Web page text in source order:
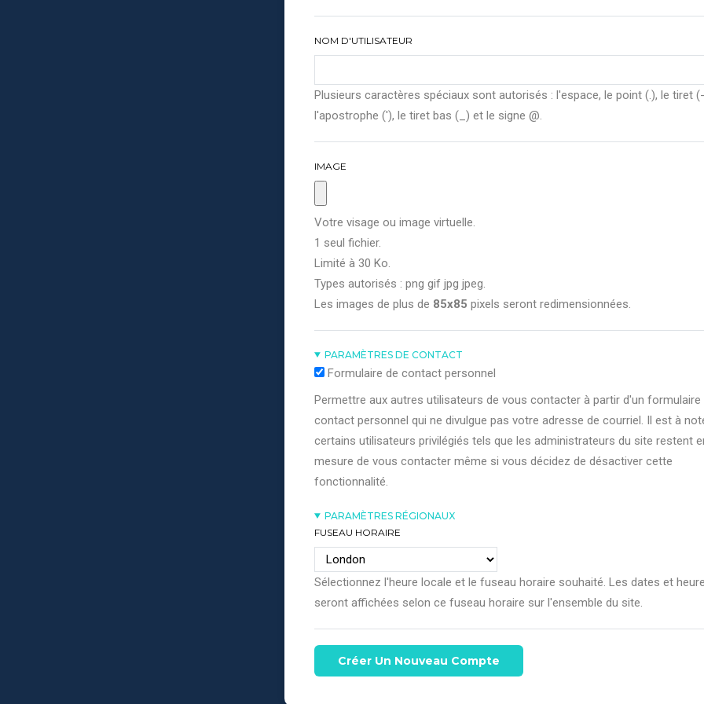
NOM D'UTILISATEUR
Plusieurs caractères spéciaux sont autorisés : l'espace, le point (.), le tiret
l'apostrophe ('), le tiret bas (_) et le signe @.
IMAGE
Votre visage ou image virtuelle.
1 seul fichier.
Limité à 30 Ko.
Types autorisés : png gif jpg jpeg.
Les images de plus de 85x85 pixels seront redimensionnées.
PARAMÈTRES DE CONTACT
Formulaire de contact personnel
Permettre aux autres utilisateurs de vous contacter à partir d'un formulaire
contact personnel qui ne divulgue pas votre adresse de courriel. Il est à
certains utilisateurs privilégiés tels que les administrateurs du site restent
mesure de vous contacter même si vous décidez de désactiver cette
fonctionnalité.
PARAMÈTRES RÉGIONAUX
FUSEAU HORAIRE
Sélectionnez l'heure locale et le fuseau horaire souhaité. Les dates et
seront affichées selon ce fuseau horaire sur l'ensemble du site.